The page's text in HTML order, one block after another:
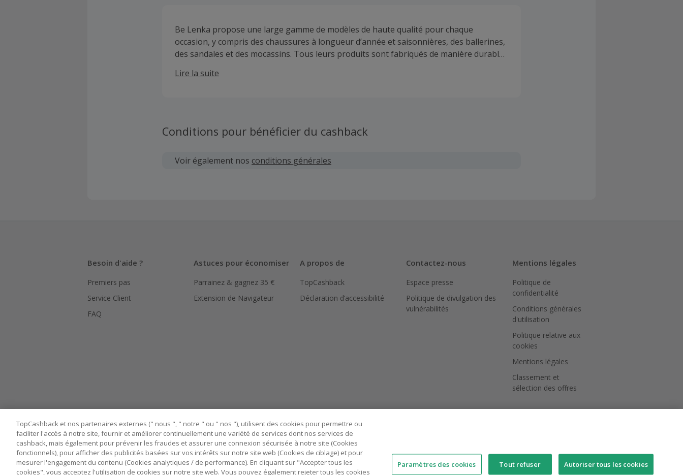
Be Lenka propose une large gamme de modèles de haute qualité pour chaque
occasion, y compris des chaussures à longueur d’année et saisonnières, des ballerines,
des sandales et des mocassins. Tous leurs produits sont fabriqués de manière durable
chaussures pieds nus dans le monde entier ont déjà bénéficié du confort, du style et
Lire la suite
Conditions pour bénéficier du cashback
Voir également nos conditions générales
Besoin d'aide ?
Premiers pas
Service Client
FAQ
Astuces pour économiser
Parrainez & gagnez 35 €
Extension de Navigateur
A propos de
TopCashback
Déclaration d’accessibilité
Contactez-nous
Espace presse
Politique de divulgation des
vulnérabilités
Mentions légales
Politique de
confidentialité
Conditions générales
d'utilisation
Politique relative aux
cookies
Mentions légales
Classement et
sélection des offres
TopCashback et nos partenaires externes (" nous ", " notre " ou " nos "), utilisent des cookies pour permettre ou
faciliter l'accès à notre site, fournir et améliorer continuellement une variété de services dont nos services de
cashback, mais également pour prévenir les fraudes et assurer une connexion sécurisée à notre site (Cookies
fonctionnels), pour afficher des publicités basées sur vos intérêts sur notre site web (Cookies de ciblage) et pour
mesurer l'engagement du contenu (Cookies analytiques / de performance). En cliquant sur "Accepter tous les
cookies", vous acceptez l'utilisation de cookies sur notre site web. Vous pouvez également rejeter tous les cookies
Paramètres des cookies Tout refuser Autoriser tous les cookies